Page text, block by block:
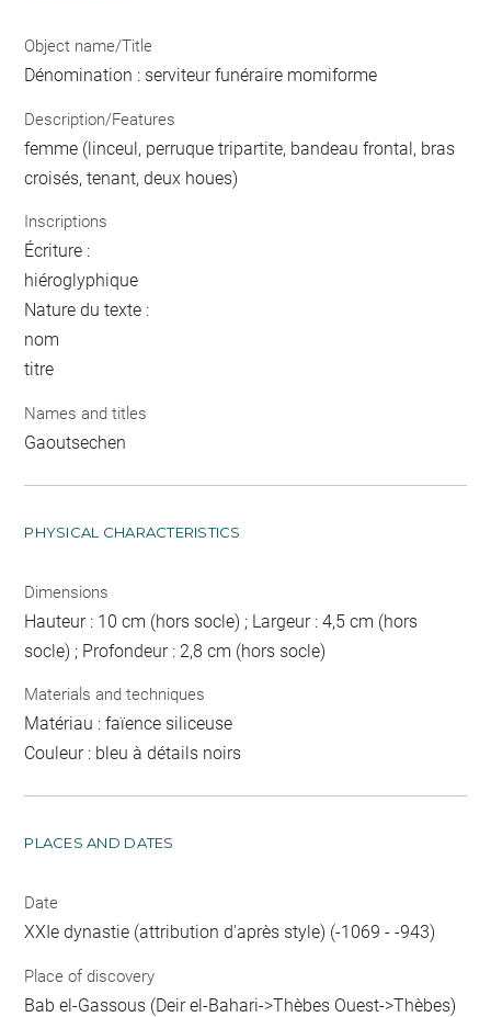
Object name/Title
Dénomination : serviteur funéraire momiforme
Description/Features
femme (linceul, perruque tripartite, bandeau frontal, bras
croisés, tenant, deux houes)
Inscriptions
Écriture :
hiéroglyphique
Nature du texte :
nom
titre
Names and titles
Gaoutsechen
PHYSICAL CHARACTERISTICS
Dimensions
Hauteur : 10 cm (hors socle) ; Largeur : 4,5 cm (hors
socle) ; Profondeur : 2,8 cm (hors socle)
Materials and techniques
Matériau : faïence siliceuse
Couleur : bleu à détails noirs
PLACES AND DATES
Date
XXIe dynastie (attribution d'après style) (-1069 - -943)
Place of discovery
Bab el-Gassous (Deir el-Bahari->Thèbes Ouest->Thèbes)